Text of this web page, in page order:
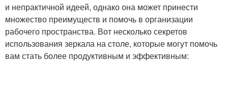
Хороший фен Стол в офисе
и непрактичной идеей, однако она может принести
множество преимуществ и помочь в организации
рабочего пространства. Вот несколько секретов
использования зеркала на столе, которые могут помочь
вам стать более продуктивным и эффективным: